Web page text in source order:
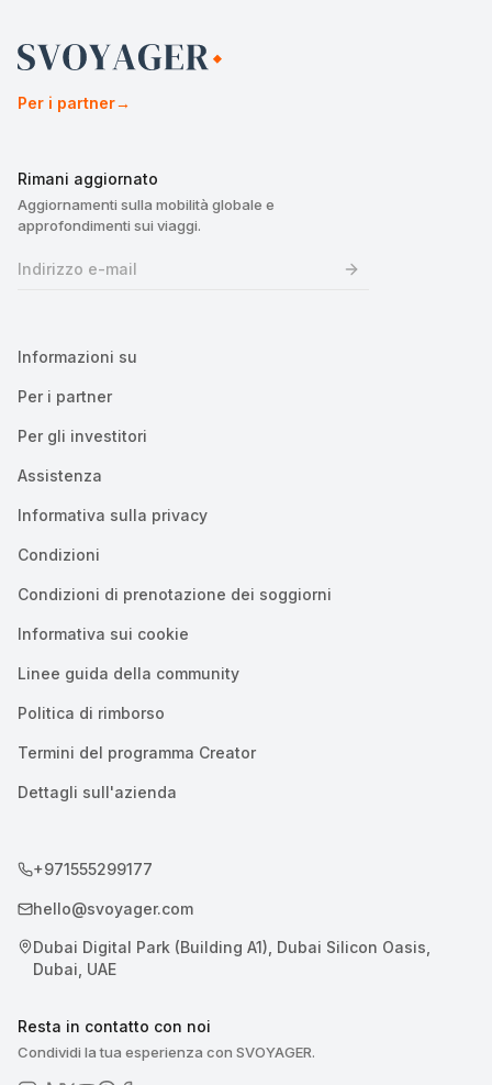
Per i partner→
Rimani aggiornato
Aggiornamenti sulla mobilità globale e
approfondimenti sui viaggi.
Informazioni su
Per i partner
Per gli investitori
Assistenza
Informativa sulla privacy
Condizioni
Condizioni di prenotazione dei soggiorni
Informativa sui cookie
Linee guida della community
Politica di rimborso
Termini del programma Creator
Dettagli sull'azienda
+971555299177
hello@svoyager.com
Dubai Digital Park (Building A1), Dubai Silicon Oasis,
Dubai, UAE
Resta in contatto con noi
Condividi la tua esperienza con SVOYAGER.